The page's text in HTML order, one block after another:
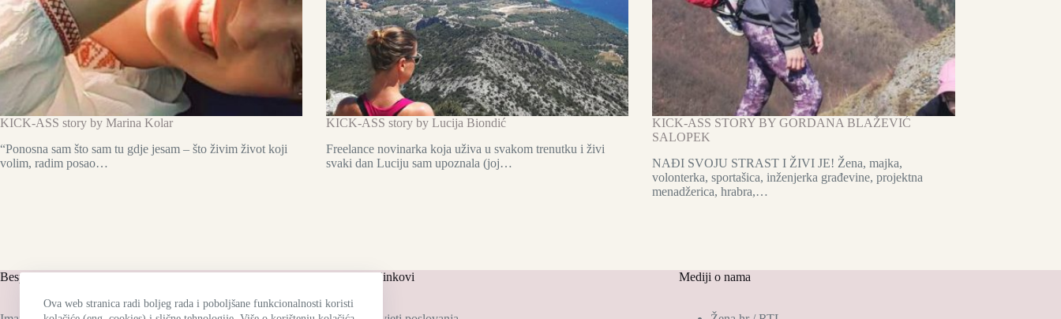
Ova web stranica radi boljeg rada i poboljšane funkcionalnosti koristi
KICK-ASS story by Marina Kolar
“Ponosna sam što sam tu gdje jesam – što živim život koji
volim, radim posao…
KICK-ASS story by Lucija Biondić
Freelance novinarka koja uživa u svakom trenutku i živi
svaki dan Luciju sam upoznala (joj…
KICK-ASS STORY BY GORDANA BLAŽEVIĆ
SALOPEK
NAĐI SVOJU STRAST I ŽIVI JE! Žena, majka,
volonterka, sportašica, inženjerka građevine, projektna
menadžerica, hrabra,…
Besplatna dostava Korisni linkovi Mediji o nama